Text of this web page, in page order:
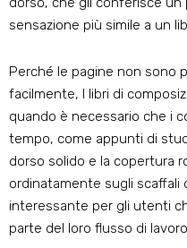
sensazione più simile a un
Perché le pagine non sono
facilmente, I libri di
quando è necessario che i
tempo, come appunti di
dorso solido e la copertura
ordinatamente sugli
interessante per gli utenti
parte del loro flusso di